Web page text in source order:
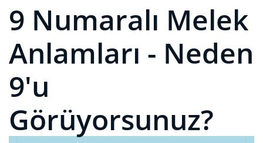
9 Numaralı Melek
Anlamları - Neden
9'u
Görüyorsunuz?